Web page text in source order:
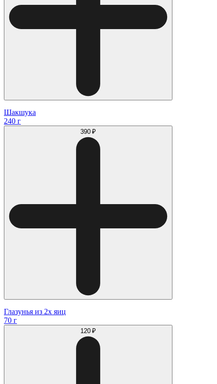
Шакшука
240 г
390 ₽
Глазунья из 2х яиц
70 г
120 ₽